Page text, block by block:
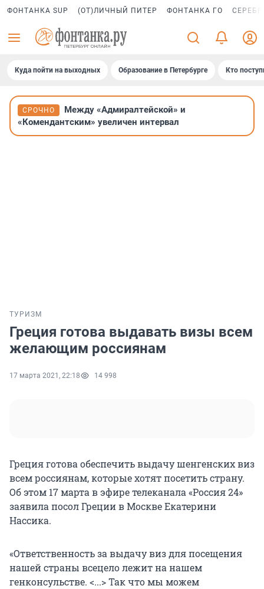
ФОНТАНКА SUP (ОТ)ЛИЧНЫЙ ПИТЕР ФОНТАНКА ГО
Куда пойти на выходных Образование в Петербурге Кто
СРОЧНО
Между «Адмиралтейской» и
«Комендантским» увеличен интервал
ТУРИЗМ
Греция готова выдавать визы всем
желающим россиянам
17 марта 2021, 22:18 14 998
Греция готова обеспечить выдачу шенгенских виз
всем россиянам, которые хотят посетить страну.
Об этом 17 марта в эфире телеканала «Россия 24»
заявила посол Греции в Москве Екатерини
Нассика.
«Ответственность за выдачу виз для посещения
нашей страны всецело лежит на нашем
генконсульстве. <...> Так что мы можем